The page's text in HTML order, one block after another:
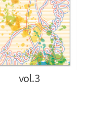
vol.3